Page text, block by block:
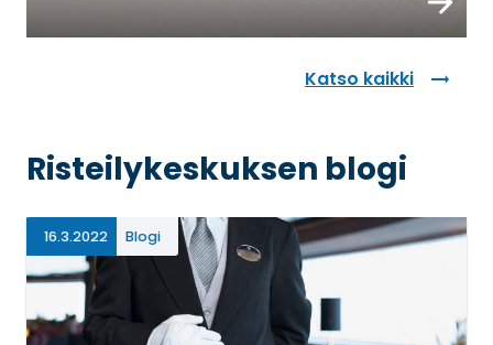
Varaa
Katso kaikki
Risteilykeskuksen blogi
16.3.2022 Blogi